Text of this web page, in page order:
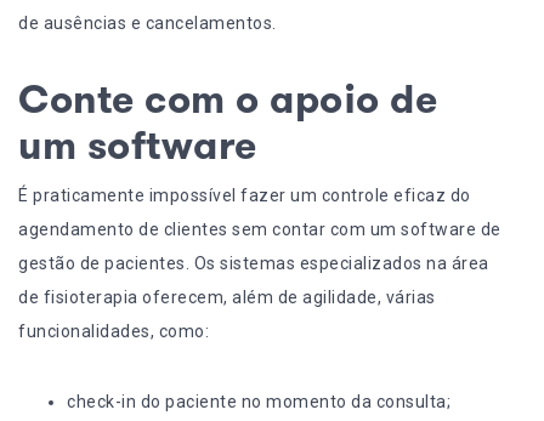
de ausências e cancelamentos.
Conte com o apoio de
um software
É praticamente impossível fazer um controle eficaz do
agendamento de clientes sem contar com um software de
gestão de pacientes. Os sistemas especializados na área
de fisioterapia oferecem, além de agilidade, várias
funcionalidades, como:
check-in do paciente no momento da consulta;